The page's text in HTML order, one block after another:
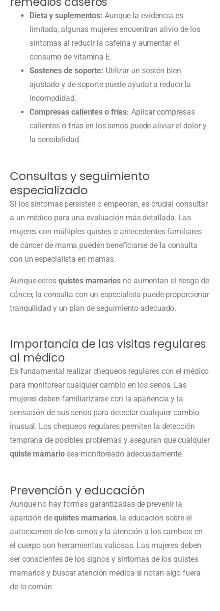
Dieta y suplementos: Aunque la evidencia es
limitada, algunas mujeres encuentran alivio de los
síntomas al reducir la cafeína y aumentar el
consumo de vitamina E.
Sostenes de soporte: Utilizar un sostén bien
ajustado y de soporte puede ayudar a reducir la
incomodidad.
Compresas calientes o frías: Aplicar compresas
calientes o frías en los senos puede aliviar el dolor y
la sensibilidad.
Consultas y seguimiento
especializado
Si los síntomas persisten o empeoran, es crucial consultar
a un médico para una evaluación más detallada. Las
mujeres con múltiples quistes o antecedentes familiares
de cáncer de mama pueden beneficiarse de la consulta
con un especialista en mamas.
Aunque estos quistes mamarios no aumentan el riesgo de
cáncer, la consulta con un especialista puede proporcionar
tranquilidad y un plan de seguimiento adecuado.
Importancia de las visitas regulares
al médico
Es fundamental realizar chequeos regulares con el médico
para monitorear cualquier cambio en los senos. Las
mujeres deben familiarizarse con la apariencia y la
sensación de sus senos para detectar cualquier cambio
inusual. Los chequeos regulares permiten la detección
temprana de posibles problemas y aseguran que cualquier
quiste mamariosea monitoreado adecuadamente.
Prevención y educación
Aunque no hay formas garantizadas de prevenir la
aparición de quistes mamarios, la educación sobre el
autoexamen de los senos y la atención a los cambios en
el cuerpo son herramientas valiosas. Las mujeres deben
ser conscientes de los signos y síntomas de los quistes
mamarios y buscar atención médica si notan algo fuera
de lo común.